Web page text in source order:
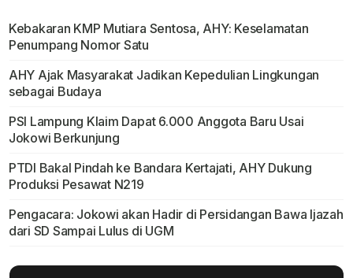
Kebakaran KMP Mutiara Sentosa, AHY: Keselamatan
Penumpang Nomor Satu
AHY Ajak Masyarakat Jadikan Kepedulian Lingkungan
sebagai Budaya
PSI Lampung Klaim Dapat 6.000 Anggota Baru Usai
Jokowi Berkunjung
PTDI Bakal Pindah ke Bandara Kertajati, AHY Dukung
Produksi Pesawat N219
Pengacara: Jokowi akan Hadir di Persidangan Bawa Ijazah
dari SD Sampai Lulus di UGM